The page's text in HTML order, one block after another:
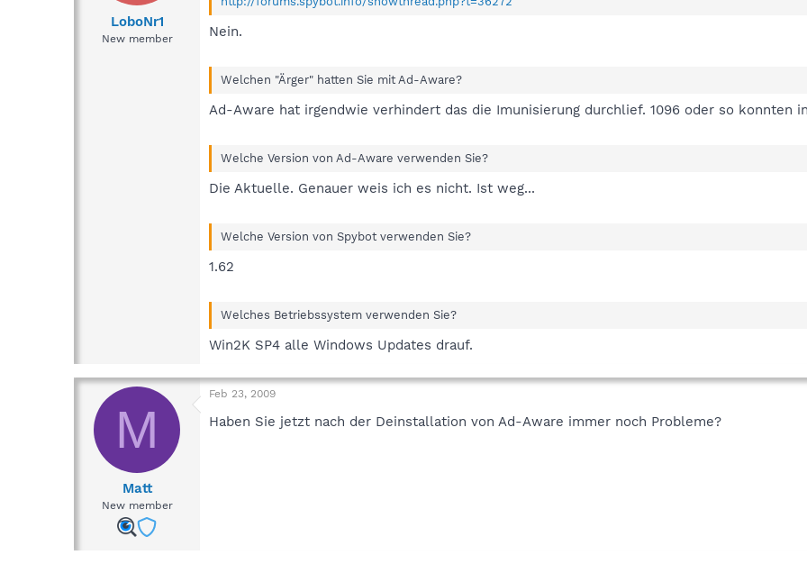
LoboNr1
New member Nein.
Welchen "Ärger" hatten Sie mit Ad-Aware?
Ad-Aware hat irgendwie verhindert das die Imunisierung durchlief. 1096 oder so konnten
Welche Version von Ad-Aware verwenden Sie?
Die Aktuelle. Genauer weis ich es nicht. Ist weg...
Welche Version von Spybot verwenden Sie?
1.62
Welches Betriebssystem verwenden Sie?
Win2K SP4 alle Windows Updates drauf.
M
Matt
New member
Feb 23, 2009
Haben Sie jetzt nach der Deinstallation von Ad-Aware immer noch Probleme?